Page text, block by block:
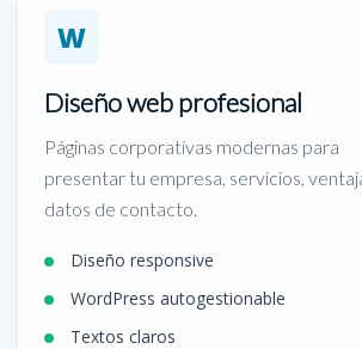
W
Diseño web profesional
Páginas corporativas modernas para
presentar tu empresa, servicios,
datos de contacto.
Diseño responsive
WordPress autogestionable
Textos claros